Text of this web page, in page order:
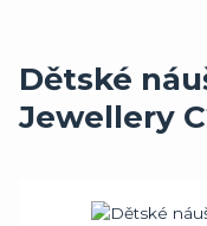
Dětské
Jewellery